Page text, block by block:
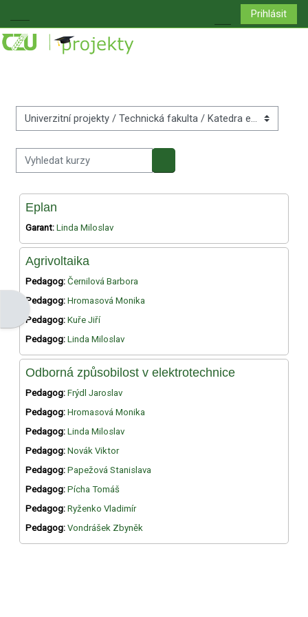
Boční panel
Přepnout
Prihlásit
Otevřít panel bloku
Kategorie kurzů
Vyhledat kurzy
Vyhledat kurzy
Eplan
Garant: Linda Miloslav
Agrivoltaika
Pedagog: Černilová Barbora
Pedagog: Hromasová Monika
Pedagog: Kuře Jiří
Pedagog: Linda Miloslav
Odborná způsobilost v elektrotechnice
Pedagog: Frýdl Jaroslav
Pedagog: Hromasová Monika
Pedagog: Linda Miloslav
Pedagog: Novák Viktor
Pedagog: Papežová Stanislava
Pedagog: Pícha Tomáš
Pedagog: Ryženko Vladimír
Pedagog: Vondrášek Zbyněk